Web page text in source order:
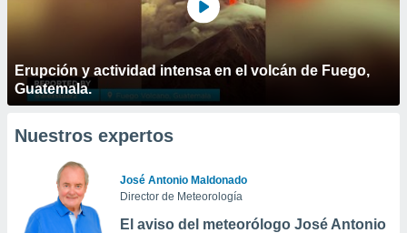
Erupción y actividad intensa en el volcán de Fuego,
Guatemala.
Nuestros expertos
José Antonio Maldonado
Director de Meteorología
El aviso del meteorólogo José Antonio